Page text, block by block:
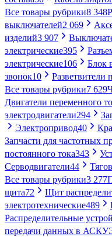
Все товары рубрики8 348
выключателей2 069
изделий3 907
электрические395
электрические106 Блок
звонок10 Разветвители
Все товары рубрики7 629
Двигатели переменного
электродвигатели294
Электропривод40
Запчасти для частотных
постоянного тока343
Серводвигатели44
Все товары рубрики3 277
щита72 Щит
электротехнические489
Распределительные
передачи данных в